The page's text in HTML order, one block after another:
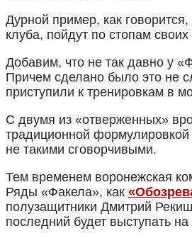
Дурной пример, как
клуба, пойдут по стопам
Добавим, что не так давно у
Причем сделано было это не
приступили к тренировкам в
С двумя из «отверженных»
традиционной
не такими сговорчивыми.
Тем временем воронежская
Ряды «Факела», как
полузащитники Дмитрий
последний будет выступать